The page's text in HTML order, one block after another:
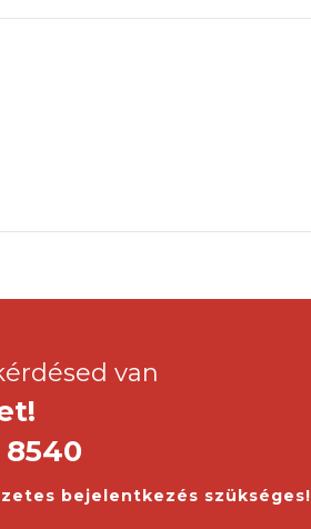
van
8540
bejelentkezés szükséges!